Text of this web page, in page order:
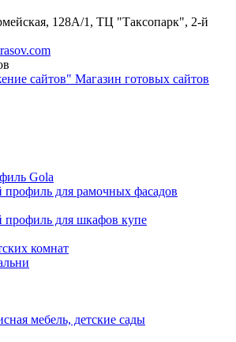
128А/1, ТЦ "Таксопарк", 2-й
сайтов" Магазин готовых сайтов
Gola
для рамочных фасадов
для шкафов купе
комнат
мебель, детские сады